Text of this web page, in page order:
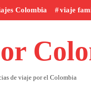
Colombia viaje
de viaje por el Colombia